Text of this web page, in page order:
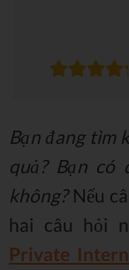
Bạn đang tìm
quả? Bạn có
không?Nếu
hai câu hỏi
Private